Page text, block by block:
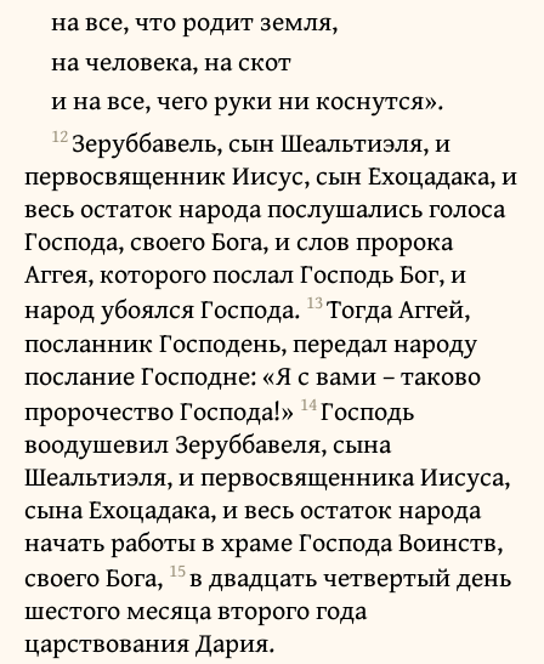
на все, что родит земля,
на человека, на скот
и на все, чего руки ни коснутся».
12Зеруббавель, сын Шеальтиэля, и
первосвященник Иисус, сын Ехоцадака, и
весь остаток народа послушались голоса
Господа, своего Бога, и слов пророка
Аггея, которого послал Господь Бог, и
народ убоялся Господа. 13Тогда Аггей,
посланник Господень, передал народу
послание Господне: «Я с вами – таково
пророчество Господа!» 14Господь
воодушевил Зеруббавеля, сына
Шеальтиэля, и первосвященника Иисуса,
сына Ехоцадака, и весь остаток народа
начать работы в храме Господа Воинств,
своего Бога, 15в двадцать четвертый день
шестого месяца второго года
царствования Дария.